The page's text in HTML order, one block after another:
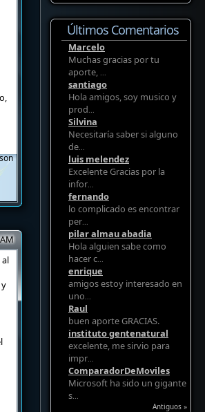
Últimos Comentarios
Marcelo
Muchas gracias por tu
aporte, ...
santiago
Hola amigos, soy musico y
prod...
Silvina
Necesitaría saber si alguno
de...
luis melendez
Excelente Gracias por la
infor...
fernando
lo complicado es encontrar
per...
pilar almau abadia
Hola alguien sabe como
hacer c...
enrique
amigos estoy interesado en
uno...
Raul
buen aporte GRACIAS.
instituto gentenatural
excelente, me sirvio para
impr...
ComparadorDeMoviles
Microsoft ha sido un gigante
s...
Antiguos »